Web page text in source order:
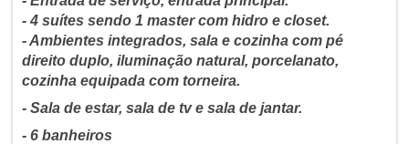
- 4 suítes sendo 1 master com hidro e closet.
- Ambientes integrados, sala e cozinha com pé
direito duplo, iluminação natural, porcelanato,
cozinha equipada com torneira.
- Sala de estar, sala de tv e sala de jantar.
- 6 banheiros